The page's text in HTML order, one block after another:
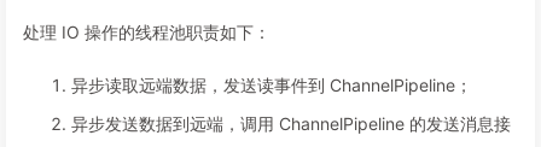
处理 IO 操作的线程池职责如下：
异步读取远端数据，发送读事件到 ChannelPipeline；
异步发送数据到远端，调用 ChannelPipeline 的发送消息接